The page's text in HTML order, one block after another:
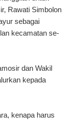
Rawati Simbolon
sebagai
kecamatan se-
dan Wakil
kepada
kenapa harus